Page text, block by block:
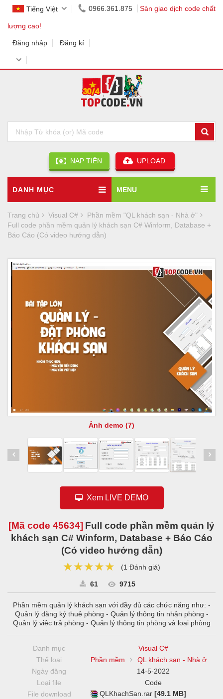
Tiếng Việt 0966.361.875 Sàn giao dịch code chất
lượng cao!
Đăng nhập Đăng kí
NẠP TIỀN UPLOAD
DANH MỤC MENU
Trang chủ Visual C#
Phần mềm "QL khách sạn - Nhà ở"
Full code phần mềm quản lý khách sạn C# Winform, Database +
Báo Cáo (Có video hướng dẫn)
Ảnh demo (7)
Xem LIVE DEMO
[Mã code 45634] Full code phần mềm quản lý
khách sạn C# Winform, Database + Báo Cáo
(Có video hướng dẫn)
★★★★★
★★★★★
★★★★★ (1 Đánh giá)
61 9715
Phần mềm quản lý khách sạn với đầy đủ các chức năng như: -
Quản lý đăng ký thuê phòng - Quản lý thông tin nhận phòng -
Quản lý việc trả phòng - Quản lý thông tin phòng và loại phòng
Danh mục
Visual C#
Thể loại
Phần mềm
QL khách sạn - Nhà ở
Ngày đăng
14-5-2022
Loại file
Code
File download
QLKhachSan.rar[49.1 MB]